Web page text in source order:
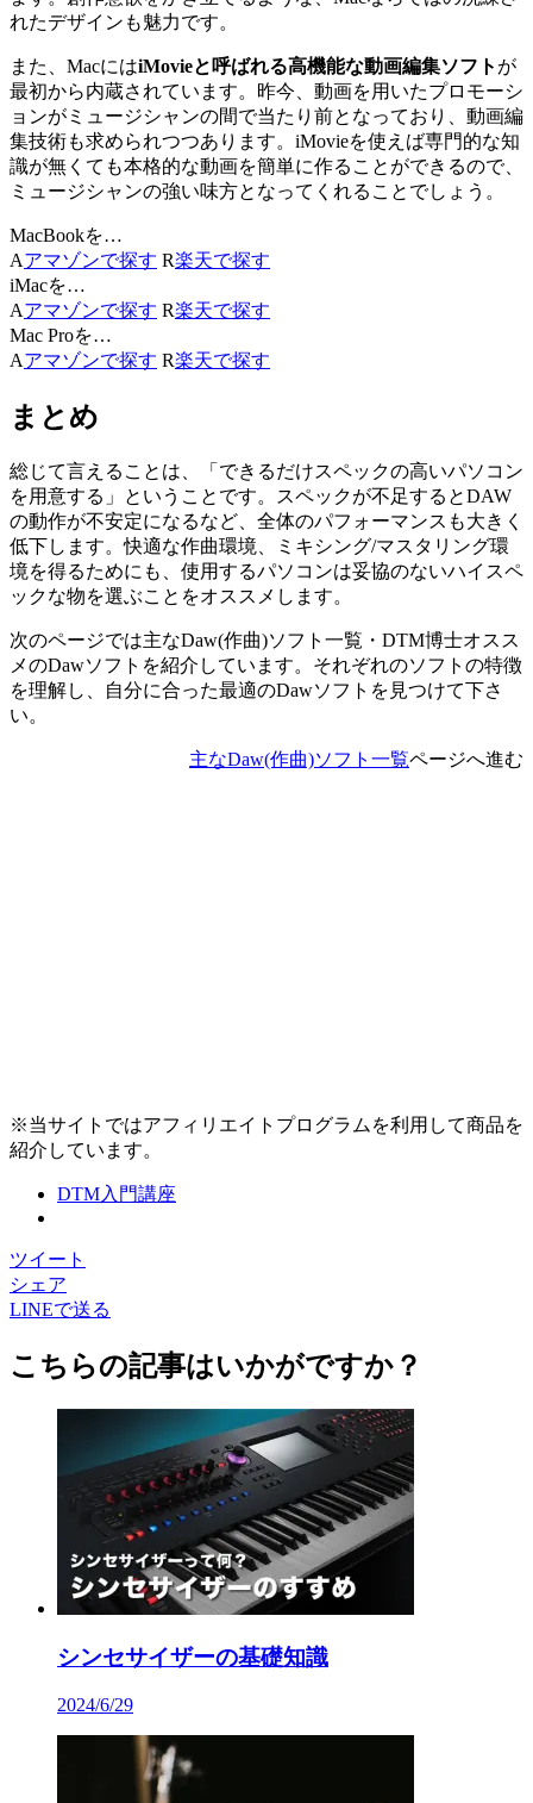
れたデザインも魅力です。
また、MacにはiMovieと呼ばれる高機能な動画編集ソフト が
最初から内蔵されています。昨今、動画を用いたプロモーシ
ョンがミュージシャンの間で当たり前となっており、動画編
集技術も求められつつあります。iMovieを使えば専門的な知
識が無くても本格的な動画を簡単に作ることができるので、
ミュージシャンの強い味方となってくれることでしょう。
MacBookを…
Aアマゾンで探す R楽天で探す
iMacを…
Aアマゾンで探す R楽天で探す
Mac Proを…
Aアマゾンで探す R楽天で探す
まとめ
総じて言えることは、「できるだけスペックの高いパソコン
を用意する」ということです。スペックが不足するとDAW
の動作が不安定になるなど、全体のパフォーマンスも大きく
低下します。快適な作曲環境、ミキシング/マスタリング環
境を得るためにも、使用するパソコンは妥協のないハイスペ
ックな物を選ぶことをオススメします。
次のページでは主なDaw(作曲)ソフト一覧・DTM博士オスス
メのDawソフトを紹介しています。それぞれのソフトの特徴
を理解し、自分に合った最適のDawソフトを見つけて下さ
い。
主なDaw(作曲)ソフト一覧ページへ進む
※当サイトではアフィリエイトプログラムを利用して商品を
紹介しています。
DTM入門講座
ツイート
シェア
LINEで送る
こちらの記事はいかがですか？
シンセサイザーの基礎知識
2024/6/29